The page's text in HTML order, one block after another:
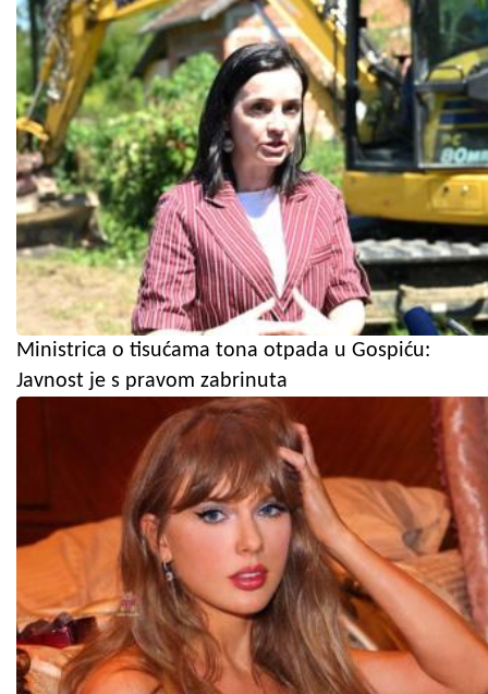
Ministrica o tisućama tona otpada u Gospiću:
Javnost je s pravom zabrinuta